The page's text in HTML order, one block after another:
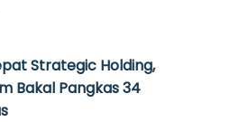
Strategic Holding,
Bakal Pangkas 34